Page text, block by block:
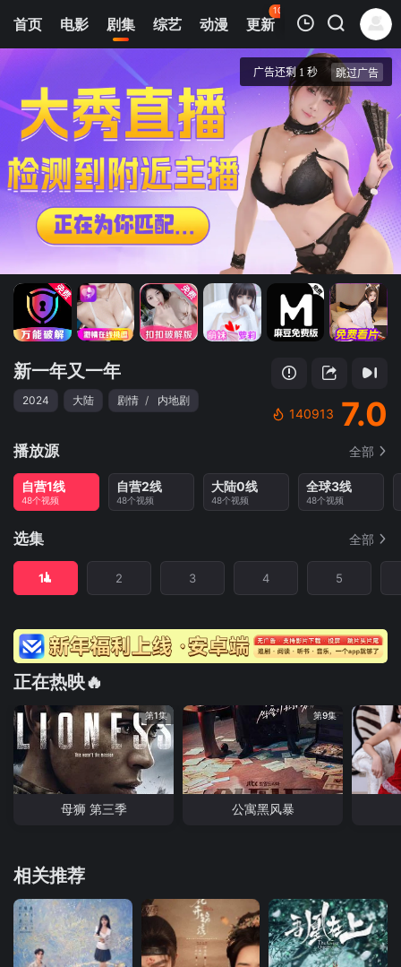
首页 电影 剧集 综艺 动漫 更新
106
热榜 APP
我的观影记录
新一年又一年
清空
新一年又一年
2024 大陆 剧情 / 内地剧
140913 7.0
播放源 全部
自营1线
48个视频
自营2线
48个视频
大陆0线
48个视频
全球3线
48个视频
选集 全部
1 2 3 4 5
正在热映🔥
第1集
母狮 第三季
第9集
公寓黑风暴
相关推荐